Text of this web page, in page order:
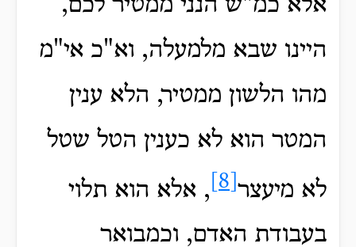
אלא כמ"ש הנני ממטיר לכם,
היינו שבא מלמעלה, וא"כ אי"מ
מהו הלשון ממטיר, הלא ענין
המטר הוא לא כענין הטל שטל
לא מיעצר
, אלא הוא תלוי
בעבודת האדם, וכמבואר